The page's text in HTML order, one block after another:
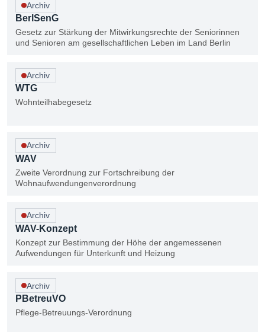
BerlSenG
Archiv
Gesetz zur Stärkung der Mitwirkungsrechte der Seniorinnen
und Senioren am gesellschaftlichen Leben im Land Berlin
WTG
Archiv
Wohnteilhabegesetz
WAV
Archiv
Zweite Verordnung zur Fortschreibung der
Wohnaufwendungenverordnung
WAV-Konzept
Archiv
Konzept zur Bestimmung der Höhe der angemessenen
Aufwendungen für Unterkunft und Heizung
PBetreuVO
Archiv
Pflege-Betreuungs-Verordnung